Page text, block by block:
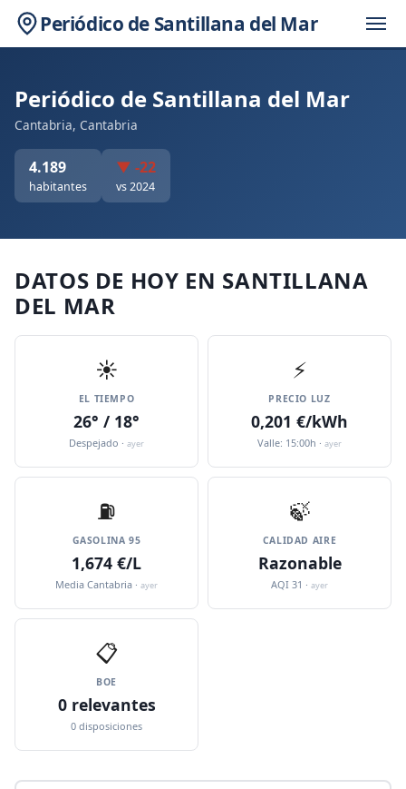
Periódico de Santillana del Mar
Periódico de Santillana del Mar
Cantabria, Cantabria
4.189
habitantes
▼ -22
vs 2024
DATOS DE HOY EN SANTILLANA
DEL MAR
☀️
EL TIEMPO
26° / 18°
Despejado · ayer
⚡
PRECIO LUZ
0,201 €/kWh
Valle: 15:00h · ayer
⛽️
GASOLINA 95
1,674 €/L
Media Cantabria · ayer
🍃
CALIDAD AIRE
Razonable
AQI 31 · ayer
📋
BOE
0 relevantes
0 disposiciones